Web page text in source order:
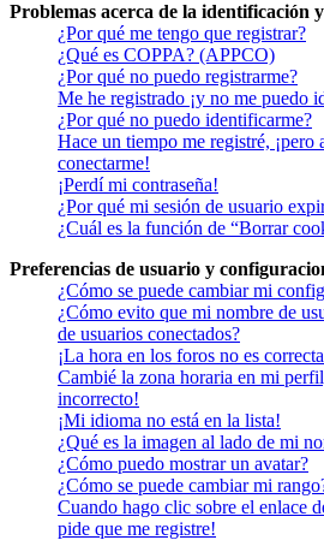
Problemas acerca de la identificación
¿Por qué me tengo que registrar?
¿Qué es COPPA? (APPCO)
¿Por qué no puedo registrarme?
Me he registrado ¡y no me puedo
¿Por qué no puedo identificarme?
Hace un tiempo me registré, ¡pero
conectarme!
¡Perdí mi contraseña!
¿Por qué mi sesión de usuario
¿Cuál es la función de “Borrar
Preferencias de usuario y
¿Cómo se puede cambiar mi
¿Cómo evito que mi nombre de
de usuarios conectados?
¡La hora en los foros no es
Cambié la zona horaria en mi
incorrecto!
¡Mi idioma no está en la lista!
¿Qué es la imagen al lado de mi
¿Cómo puedo mostrar un avatar?
¿Cómo se puede cambiar mi
Cuando hago clic sobre el enlace
pide que me registre!